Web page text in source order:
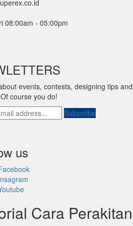
08:00am - 05:00pm
events, contests, designing tips and
course you do!
Subscribe
us
Cara